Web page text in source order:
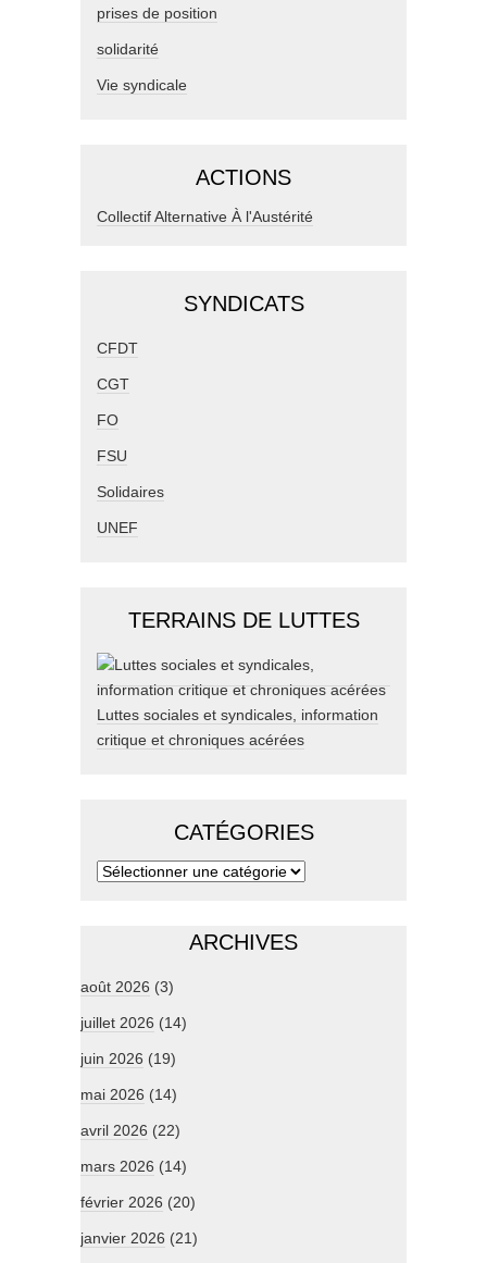
prises de position
solidarité
Vie syndicale
ACTIONS
Collectif Alternative À l'Austérité
SYNDICATS
CFDT
CGT
FO
FSU
Solidaires
UNEF
TERRAINS DE LUTTES
Luttes sociales et syndicales, information
critique et chroniques acérées
CATÉGORIES
ARCHIVES
août 2026 (3)
juillet 2026 (14)
juin 2026 (19)
mai 2026 (14)
avril 2026 (22)
mars 2026 (14)
février 2026 (20)
janvier 2026 (21)